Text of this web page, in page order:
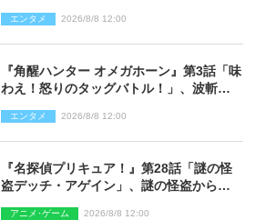
エンタメ 2026/8/8 12:00
『角醒ハンター オメガホーン』第3話「味
わえ！怒りのタッグバトル！」、波斬の
エンタメ 2026/8/8 12:00
『名探偵プリキュア！』第28話「謎の怪
盗デッチ・アゲイン」、謎の怪盗から不
アニメ･ゲーム 2026/8/8 12:00